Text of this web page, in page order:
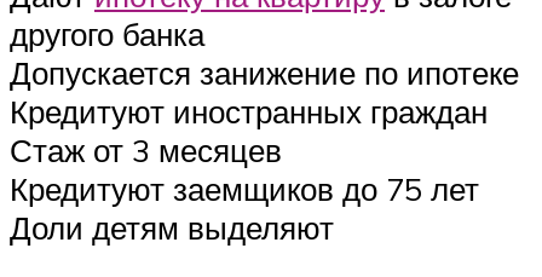
другого банка
Допускается занижение по ипотеке
Кредитуют иностранных граждан
Стаж от 3 месяцев
Кредитуют заемщиков до 75 лет
Доли детям выделяют